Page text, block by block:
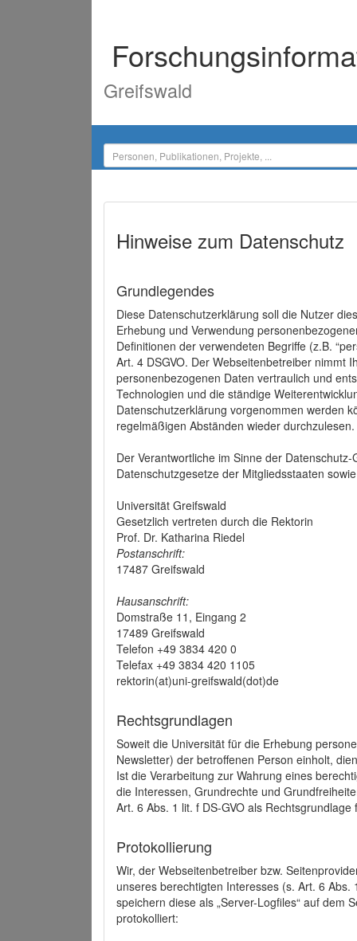
Greifswald
Hinweise zum Datenschutz
Grundlegendes
Diese Datenschutzerklärung soll die Nutzer
Erhebung und Verwendung
Definitionen der verwendeten Begriffe (z.B.
Art. 4 DSGVO. Der Webseitenbetreiber nimmt
personenbezogenen Daten vertraulich und
Technologien und die ständige
Datenschutzerklärung vorgenommen werden
regelmäßigen Abständen wieder durchzulesen.
Der Verantwortliche im Sinne der
Datenschutzgesetze der Mitgliedsstaaten
Universität Greifswald
Gesetzlich vertreten durch die Rektorin
Prof. Dr. Katharina Riedel
Postanschrift:
17487 Greifswald
Hausanschrift:
Domstraße 11, Eingang 2
17489 Greifswald
Telefon +49 3834 420 0
Telefax +49 3834 420 1105
rektorin(at)uni-greifswald(dot)de
Rechtsgrundlagen
Soweit die Universität für die Erhebung
Newsletter) der betroffenen Person einholt,
Ist die Verarbeitung zur Wahrung eines
die Interessen, Grundrechte und
Art. 6 Abs. 1 lit. f DS-GVO als
Protokollierung
Wir, der Webseitenbetreiber bzw.
unseres berechtigten Interesses (s. Art. 6
speichern diese als „Server-Logfiles“ auf dem
protokolliert: